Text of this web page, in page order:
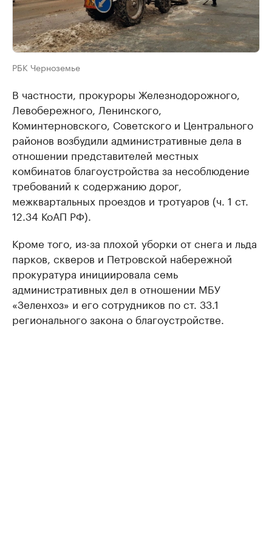
РБК Черноземье
В частности, прокуроры Железнодорожного,
Левобережного, Ленинского,
Коминтерновского, Советского и Центрального
районов возбудили административные дела в
отношении представителей местных
комбинатов благоустройства за несоблюдение
требований к содержанию дорог,
межквартальных проездов и тротуаров (ч. 1 ст.
12.34 КоАП РФ).
Кроме того, из-за плохой уборки от снега и льда
парков, скверов и Петровской набережной
прокуратура инициировала семь
административных дел в отношении МБУ
«Зеленхоз» и его сотрудников по ст. 33.1
регионального закона о благоустройстве.